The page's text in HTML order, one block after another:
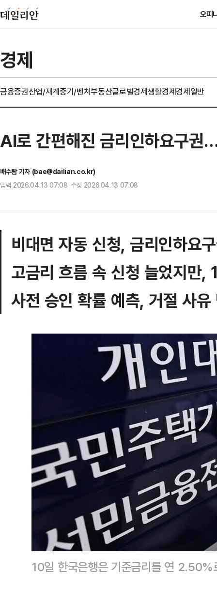
오피
경제
금융증권산업/재계중기/벤처부동산글로벌경제생활경제경제일반
AI로 간편해진 금리인하요구권
배수람 기자 (bae@dailian.co.kr)
입력 2026.04.13 07:08 수정 2026.04.13 07:08
비대면 자동 신청, 금리인하요
고금리 흐름 속 신청 늘었지만,
사전 승인 확률 예측, 거절 사
10일 한국은행은 기준금리를 연